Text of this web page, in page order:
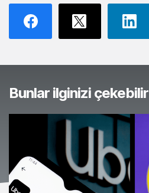
Bunlar ilginizi çekebilir